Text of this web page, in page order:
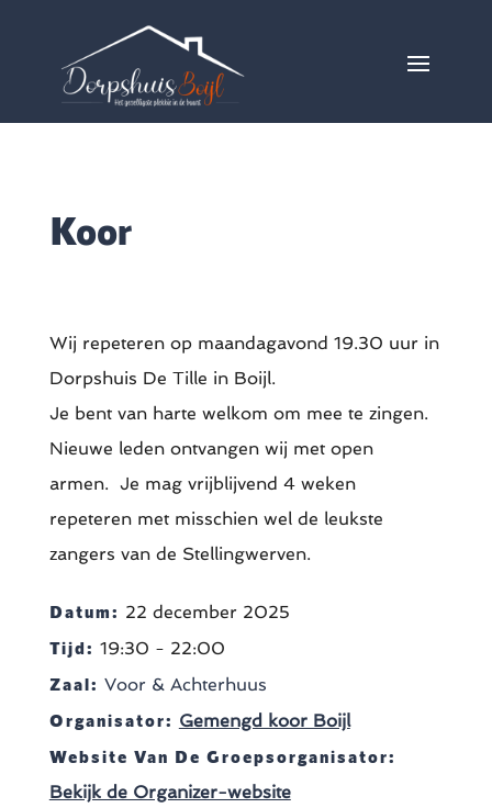
Koor
Wij repeteren op maandagavond 19.30 uur in
Dorpshuis De Tille in Boijl.
Je bent van harte welkom om mee te zingen.
Nieuwe leden ontvangen wij met open
armen. Je mag vrijblijvend 4 weken
repeteren met misschien wel de leukste
zangers van de Stellingwerven.
Datum: 22 december 2025
Tijd: 19:30 - 22:00
Zaal: Voor & Achterhuus
Organisator: Gemengd koor Boijl
Website Van De Groepsorganisator:
Bekijk de Organizer-website